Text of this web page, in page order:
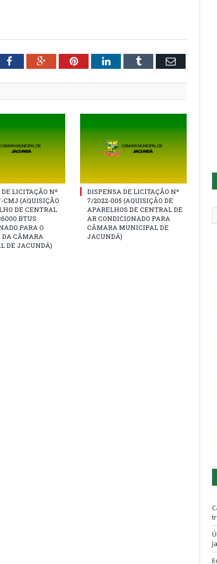
FacebookGoogle+PinterestLinkedInTumblr Email
LICITAÇÃO Nº
CMJ (AQUISIÇÃO
DE CENTRAL
BTUS
PARA O
CÂMARA
DE JACUNDÁ)
DISPENSA DE LICITAÇÃO Nº
7/2022-005 (AQUISIÇÃO DE
APARELHOS DE CENTRAL DE
AR CONDICIONADO PARA
CÂMARA MUNICIPAL DE
JACUNDÁ)